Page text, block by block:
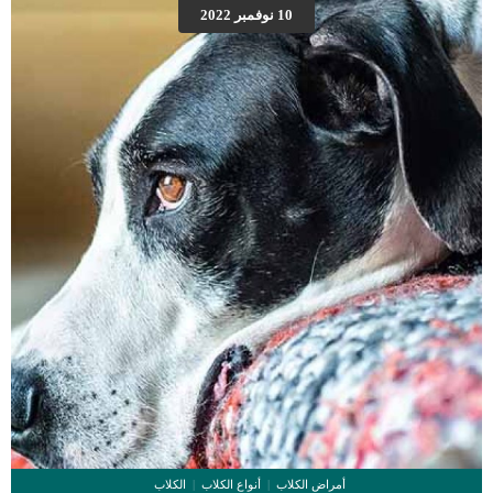
بدوره يمكن أن يسبب مضاعفات تشمل القلب والعين والعديد من أجهزة الجسم الأخرى.
اقرأ ايضا: عدوى الدماغ عند القطط “ماذا تعرف عنها؟” اعراض وعلامات اصابات الدماغ
عند القطط تختلف الأعراض وتعتمد على سبب وشدة إصابة الدماغ النوبات فقدان الوعي
وضعية غير طبيعية حركات غير منتظمة نزيف الأذن أو […]
10 نوفمبر 2022
أمراض الكلاب أنواع الكلاب الكلاب